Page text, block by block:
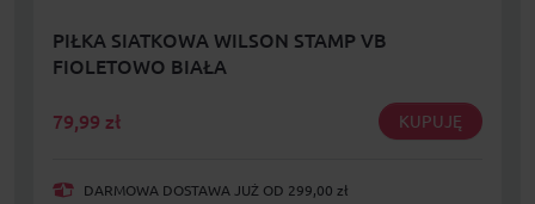
PIŁKA SIATKOWA WILSON STAMP VB
FIOLETOWO BIAŁA
79,99 zł KUPUJĘ
DARMOWA DOSTAWA JUŻ OD 299,00 zł